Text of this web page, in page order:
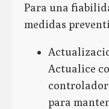
Para una
medidas
Actualice
para